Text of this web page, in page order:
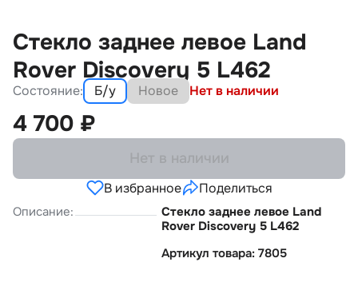
Стекло заднее левое Land
Rover Discovery 5 L462
Состояние: Б/у Новое Нет в наличии
4 700 ₽
Нет в наличии
В избранное Поделиться
Описание:
Стекло заднее левое Land
Rover Discovery 5 L462
Артикул товара: 7805